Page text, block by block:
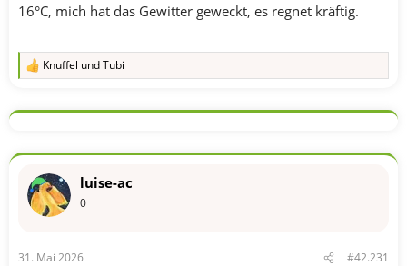
16°C, mich hat das Gewitter geweckt, es regnet kräftig.
R
k
o
e
n
Knuffel undTubi
luise-ac
0
31. Mai 2026 #42.231